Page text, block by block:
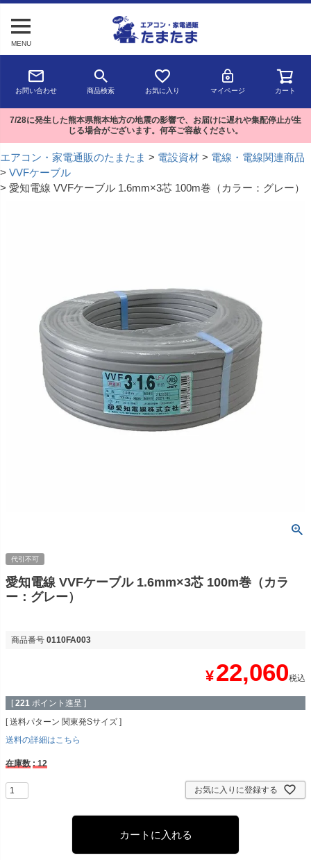
MENU
お問い合わせ 商品検索 お気に入り マイページ カート
7/28に発生した熊本県熊本地方の地震の影響で、お届けに遅れや集配停止が生
じる場合がございます。何卒ご容赦ください。
エアコン・家電通販のたまたま 電設資材
電線・電線関連商品
VVFケーブル
愛知電線 VVFケーブル 1.6mm×3芯 100m巻（カラー：グレー）
代引不可
愛知電線 VVFケーブル 1.6mm×3芯 100m巻（カラ
ー：グレー）
商品番号 0110FA003
¥22,060税込
[ 221 ポイント進呈 ]
送料パターン 関東発Sサイズ
送料の詳細はこちら
在庫数 12
お気に入りに登録する
カートに入れる